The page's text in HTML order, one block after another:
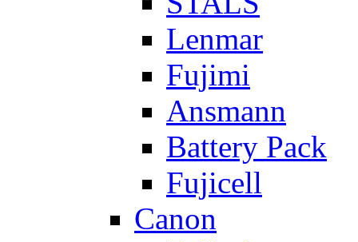
Lenmar
Fujimi
Ansmann
Battery Pack
Fujicell
Canon